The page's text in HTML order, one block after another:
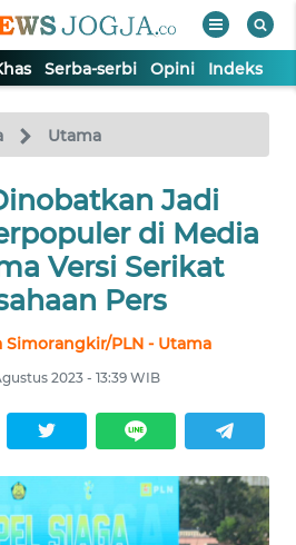
Serba-serbi Opini Indeks
Utama
Jadi
di Media
Versi Serikat
Pers
Simorangkir/PLN - Utama
2023 - 13:39 WIB